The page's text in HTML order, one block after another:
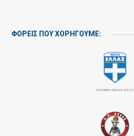
ΦΟΡΕΙΣ ΠΟΥ ΧΟΡΗΓΟΥΜΕ:
ΕΛΛΗΝΙΚΗ ΟΜΑΔΑ SOCCA